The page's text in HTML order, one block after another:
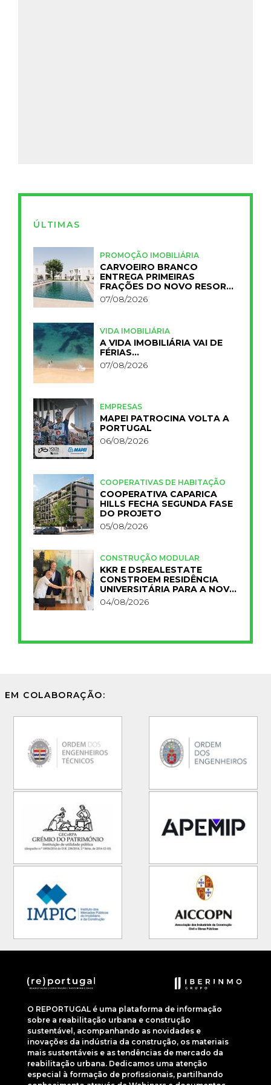
ÚLTIMAS
PROMOÇÃO IMOBILIÁRIA
CARVOEIRO BRANCO
ENTREGA PRIMEIRAS
FRAÇÕES DO NOVO RESORT
PRIMELIFE
07/08/2026
VIDA IMOBILIÁRIA
A VIDA IMOBILIÁRIA VAI DE
FÉRIAS…
07/08/2026
EMPRESAS
MAPEI PATROCINA VOLTA A
PORTUGAL
06/08/2026
COOPERATIVAS DE HABITAÇÃO
COOPERATIVA CAPARICA
HILLS FECHA SEGUNDA FASE
DO PROJETO
05/08/2026
CONSTRUÇÃO MODULAR
KKR E DSREALESTATE
CONSTROEM RESIDÊNCIA
UNIVERSITÁRIA PARA A NOVA
FCT
04/08/2026
EM COLABORAÇÃO:
O REPORTUGAL é uma plataforma de informação
sobre a reabilitação urbana e construção
sustentável, acompanhando as novidades e
inovações da indústria da construção, os materiais
mais sustentáveis e as tendências de mercado da
reabilitação urbana. Dedicamos uma atenção
especial à formação de profissionais, partilhando